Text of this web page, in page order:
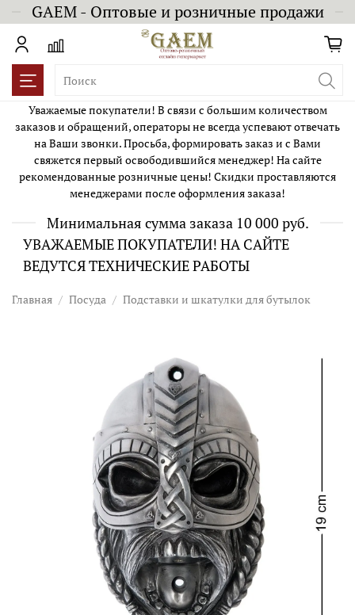
GAEM - Оптовые и розничные продажи
Уважаемые покупатели! В связи с большим количеством
заказов и обращений, операторы не всегда успевают отвечать
на Ваши звонки. Просьба, формировать заказ и с Вами
свяжется первый освободившийся менеджер! На сайте
рекомендованные розничные цены! Скидки проставляются
менеджерами после оформления заказа!
Минимальная сумма заказа 10 000 руб.
УВАЖАЕМЫЕ ПОКУПАТЕЛИ! НА САЙТЕ
ВЕДУТСЯ ТЕХНИЧЕСКИЕ РАБОТЫ
Главная Посуда Подставки и шкатулки для бутылок